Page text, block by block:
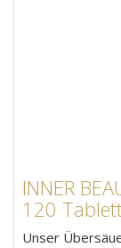
INNER
120
Unser